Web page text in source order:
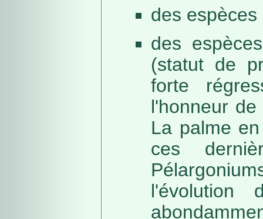
des
des
(statut de
forte
l'honneur
La palme
ces
l'évolution